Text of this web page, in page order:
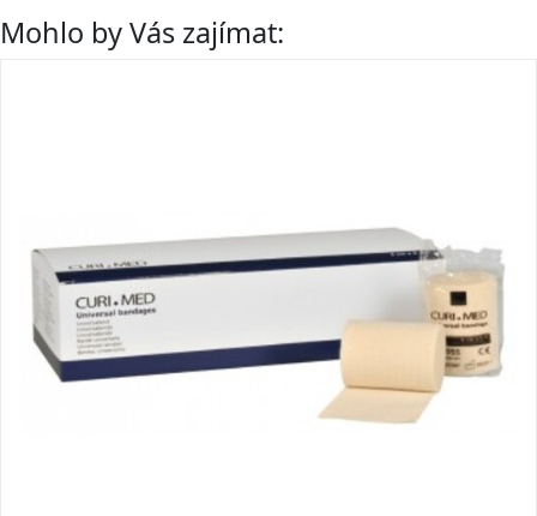
Mohlo by Vás zajímat: